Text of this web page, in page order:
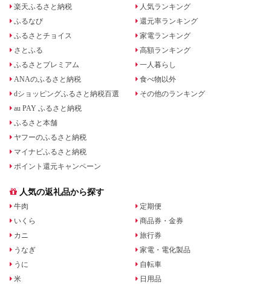
楽天ふるさと納税
ふるなび
ふるさとチョイス
さとふる
ふるさとプレミアム
ANAのふるさと納税
dショッピングふるさと納税百選
au PAY ふるさと納税
ふるさと本舗
ヤフーのふるさと納税
マイナビふるさと納税
ポイント還元キャンペーン
人気ランキング
還元率ランキング
家電ランキング
高額ランキング
一人暮らし
食べ物以外
その他のランキング
人気の返礼品から探す
牛肉
いくら
カニ
うなぎ
うに
米
定期便
商品券・金券
旅行券
家電・電化製品
自転車
日用品